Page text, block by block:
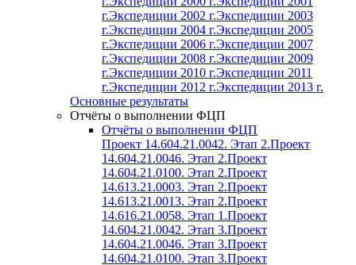
г.Экспедиции 2002 г.Экспедиции 2003
г.Экспедиции 2004 г.Экспедиции 2005
г.Экспедиции 2006 г.Экспедиции 2007
г.Экспедиции 2008 г.Экспедиции 2009
г.Экспедиции 2010 г.Экспедиции 2011
г.Экспедиции 2012 г.Экспедиции 2013 г.
Основные результаты
Отчёты о выполнении ФЦП
Отчёты о выполнении ФЦП
Проект 14.604.21.0042. Этап 2.Проект
14.604.21.0046. Этап 2.Проект
14.604.21.0100. Этап 2.Проект
14.613.21.0003. Этап 2.Проект
14.613.21.0013. Этап 2.Проект
14.616.21.0058. Этап 1.Проект
14.604.21.0042. Этап 3.Проект
14.604.21.0046. Этап 3.Проект
14.604.21.0100. Этап 3.Проект